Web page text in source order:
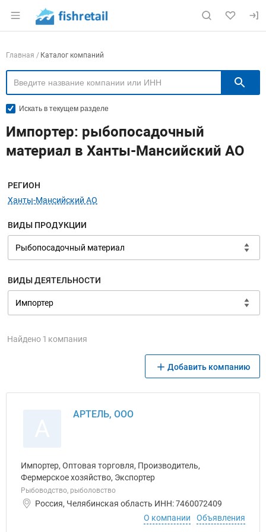
Раздел навигации по сайту fishretail.ru
Навигация по компаниям
Главная Каталог компаний
Искать в текущем разделе
Импортер: рыбопосадочный
материал в Ханты-Мансийский АО
Меню навигации
РЕГИОН
Ханты-Мансийский АО
ВИДЫ ПРОДУКЦИИ
ВИДЫ ДЕЯТЕЛЬНОСТИ
Найдено 1 компания
Добавить компанию
АРТЕЛЬ, ООО
Импортер, Оптовая торговля, Производитель,
Фермерское хозяйство, Экспортер
Рыбоводство, рыболовство
Россия, Челябинская область ИНН: 7460072409
О компании
Объявления